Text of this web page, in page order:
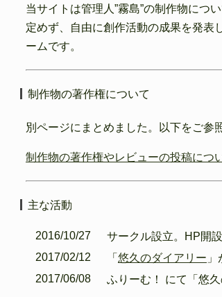
当サイトは管理人”霧島”の制作物につ
定めず、自由に創作活動の成果を発表
ームです。
制作物の著作権について
別ページにまとめました。以下をご参
制作物の著作権やレビューの投稿につ
主な活動
2016/10/27
サークル設立。HP開設
2017/02/12
「 悠久のダイアリー
2017/06/08
ふりーむ！ にて「悠